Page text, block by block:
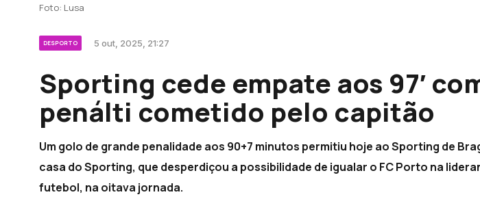
Foto: Lusa
DESPORTO 5 out, 2025, 21:27
Sporting cede empate aos 97′
penálti cometido pelo capitão
Um golo de grande penalidade aos 90+7 minutos permitiu hoje ao Sporting de
casa do Sporting, que desperdiçou a possibilidade de igualar o FC Porto na
futebol, na oitava jornada.